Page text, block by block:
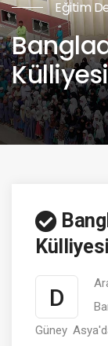
Eğitim
Külliyesi
Külliyesi
D
Güney